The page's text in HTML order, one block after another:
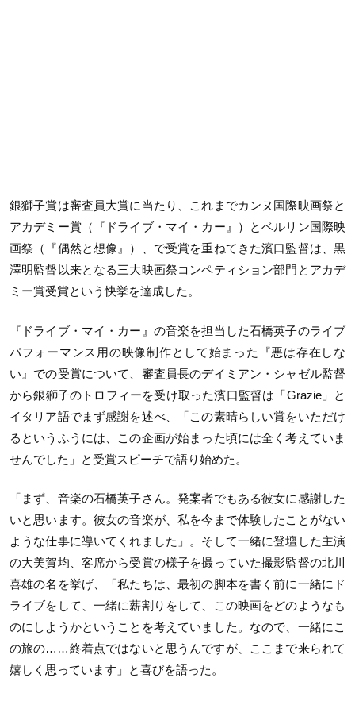
銀獅子賞は審査員大賞に当たり、これまでカンヌ国際映画祭と
アカデミー賞（『ドライブ・マイ・カー』）とベルリン国際映
画祭（『偶然と想像』）、で受賞を重ねてきた濱口監督は、黒
澤明監督以来となる三大映画祭コンペティション部門とアカデ
ミー賞受賞という快挙を達成した。
『ドライブ・マイ・カー』の音楽を担当した石橋英子のライブ
パフォーマンス用の映像制作として始まった『悪は存在しな
い』での受賞について、審査員長のデイミアン・シャゼル監督
から銀獅子のトロフィーを受け取った濱口監督は「Grazie」と
イタリア語でまず感謝を述べ、「この素晴らしい賞をいただけ
るというふうには、この企画が始まった頃には全く考えていま
せんでした」と受賞スピーチで語り始めた。
「まず、音楽の石橋英子さん。発案者でもある彼女に感謝した
いと思います。彼女の音楽が、私を今まで体験したことがない
ような仕事に導いてくれました」。そして一緒に登壇した主演
の大美賀均、客席から受賞の様子を撮っていた撮影監督の北川
喜雄の名を挙げ、「私たちは、最初の脚本を書く前に一緒にド
ライブをして、一緒に薪割りをして、この映画をどのようなも
のにしようかということを考えていました。なので、一緒にこ
の旅の……終着点ではないと思うんですが、ここまで来られて
嬉しく思っています」と喜びを語った。